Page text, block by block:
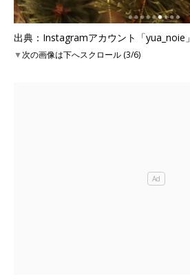
出典：Instagramアカウント「yua_noie」
▼次の画像は下へスクロール (3/6)